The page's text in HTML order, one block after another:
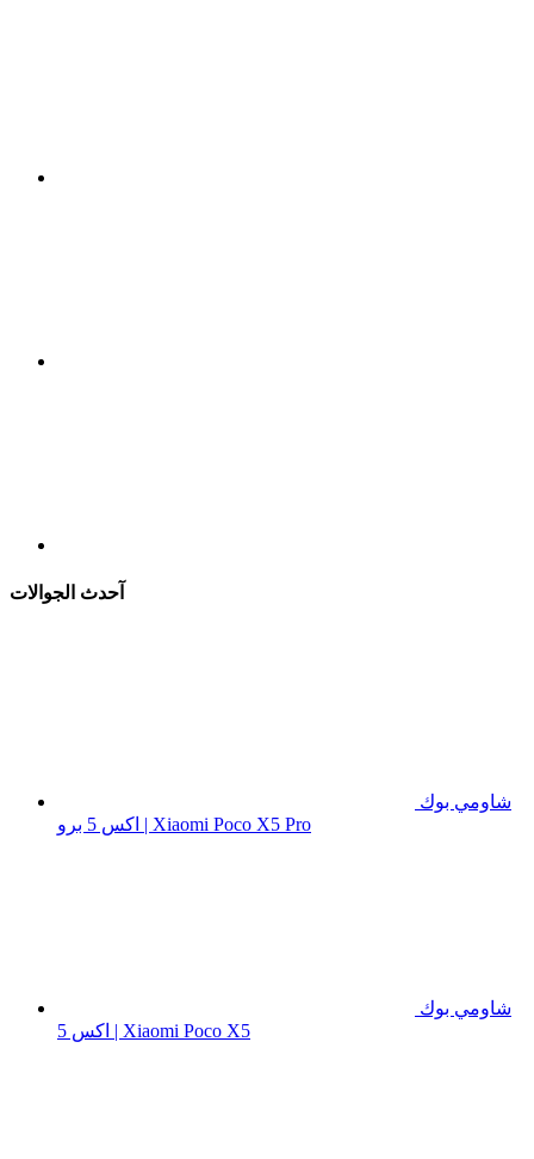
آحدث الجوالات
شاومي بوك
اكس 5 برو | Xiaomi Poco X5 Pro
شاومي بوك
اكس 5 | Xiaomi Poco X5